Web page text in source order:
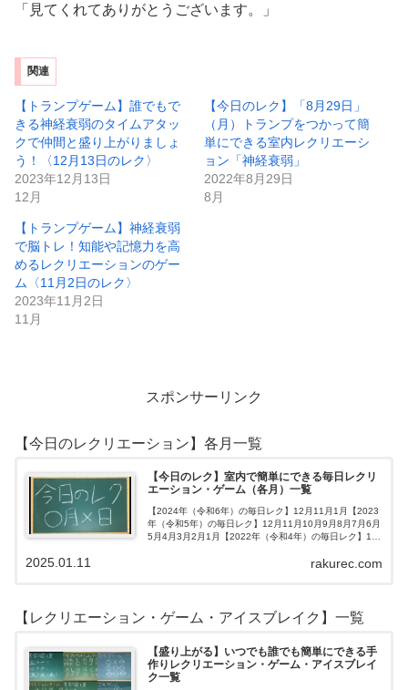
「見てくれてありがとうございます。」
関連
【トランプゲーム】誰でもで
きる神経衰弱のタイムアタッ
クで仲間と盛り上がりましょ
う！〈12月13日のレク〉
2023年12月13日
12月
【今日のレク】「8月29日」
（月）トランプをつかって簡
単にできる室内レクリエーシ
ョン「神経衰弱」
2022年8月29日
8月
【トランプゲーム】神経衰弱
で脳トレ！知能や記憶力を高
めるレクリエーションのゲー
ム〈11月2日のレク〉
2023年11月2日
11月
スポンサーリンク
【今日のレクリエーション】各月一覧
【今日のレク】室内で簡単にできる毎日レクリ
エーション・ゲーム（各月）一覧
【2024年（令和6年）の毎日レク】12月11月1月【2023
年（令和5年）の毎日レク】12月11月10月9月8月7月6月
5月4月3月2月1月【2022年（令和4年）の毎日レク】12
rakurec.com
2025.01.11
【レクリエーション・ゲーム・アイスブレイク】一覧
【盛り上がる】いつでも誰でも簡単にできる手
作りレクリエーション・ゲーム・アイスブレイ
ク一覧